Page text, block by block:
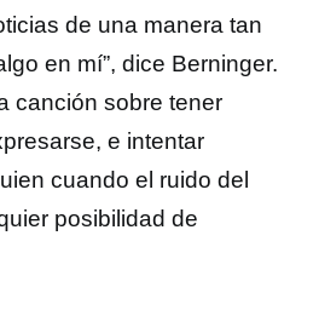
de una manera tan
en mí”, dice Berninger.
canción sobre tener
e intentar
cuando el ruido del
posibilidad de